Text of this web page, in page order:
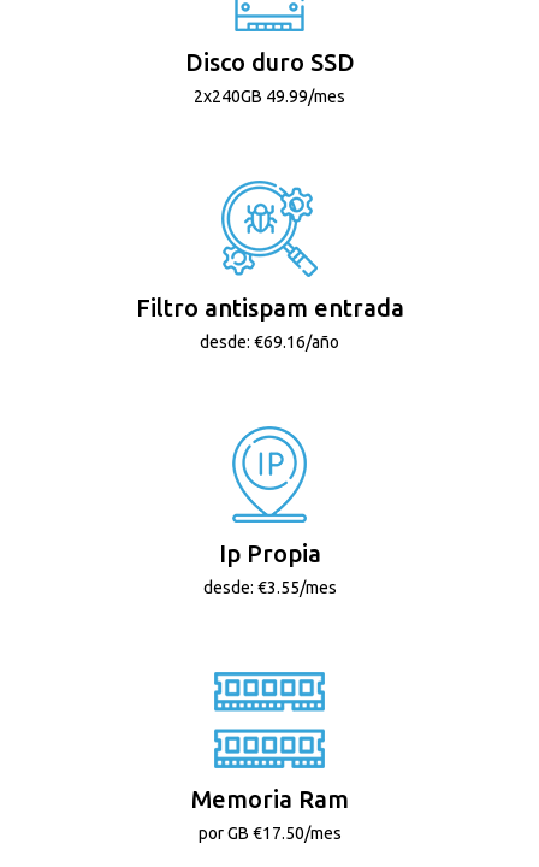
Disco duro SSD
2x240GB 49.99/mes
Filtro antispam entrada
desde: €69.16/año
Ip Propia
desde: €3.55/mes
Memoria Ram
por GB €17.50/mes